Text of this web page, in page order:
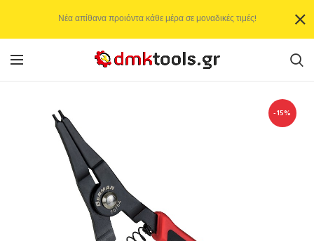
-15%
Νέα απίθανα προιόντα κάθε μέρα σε μοναδικές τιμές!